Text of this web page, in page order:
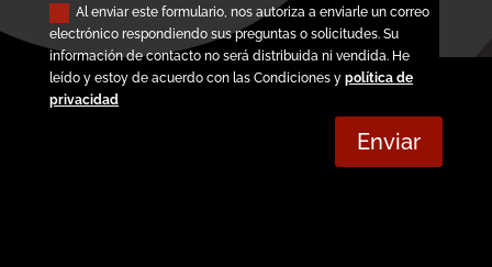
Al enviar este formulario, nos autoriza a enviarle un correo
electrónico respondiendo sus preguntas o solicitudes. Su
información de contacto no será distribuida ni vendida. He
leído y estoy de acuerdo con las Condiciones ypolítica de
privacidad
Enviar